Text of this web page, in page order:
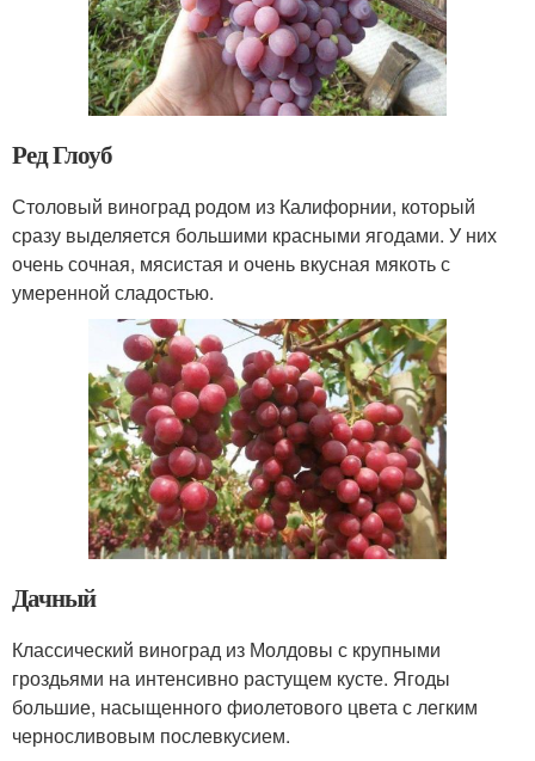
Ред Глоуб
Столовый виноград родом из Калифорнии, который
сразу выделяется большими красными ягодами. У них
очень сочная, мясистая и очень вкусная мякоть с
умеренной сладостью.
Дачный
Классический виноград из Молдовы с крупными
гроздьями на интенсивно растущем кусте. Ягоды
большие, насыщенного фиолетового цвета с легким
черносливовым послевкусием.